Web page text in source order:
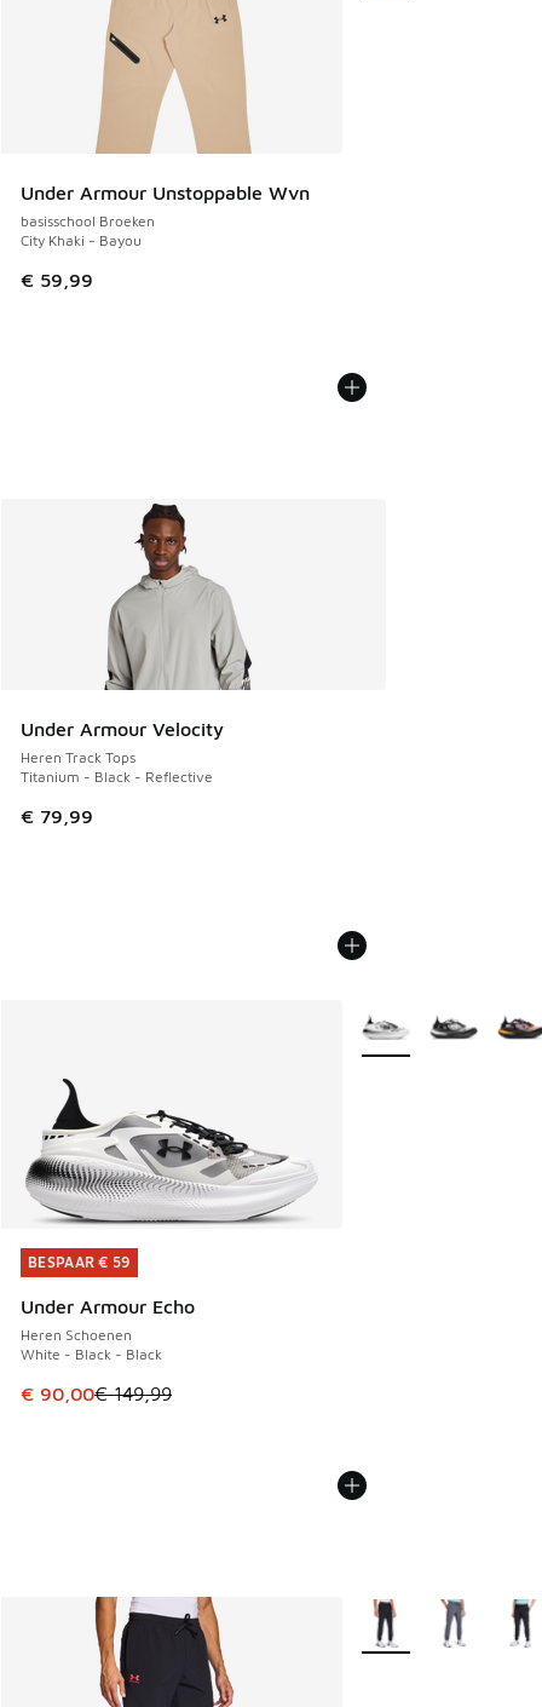
Under Armour Unstoppable Wvn
basisschool Broeken
City Khaki - Bayou
€ 59,99
Under Armour Velocity
Heren Track Tops
Titanium - Black - Reflective
€ 79,99
BESPAAR € 59
Under Armour Echo
Heren Schoenen
White - Black - Black
Dit artikel is in de uitverkoop. Dit artikel is in de
€ 90,00€ 149,99
BESPAAR € 59
Meer kleuren
Meer kleuren